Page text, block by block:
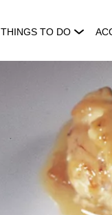
THINGS TO DO